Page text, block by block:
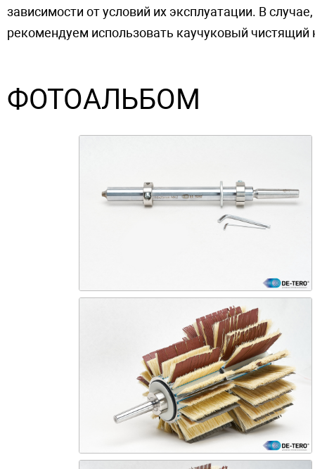
зависимости от условий их эксплуатации. В
рекомендуем использовать каучуковый
ФОТОАЛЬБОМ